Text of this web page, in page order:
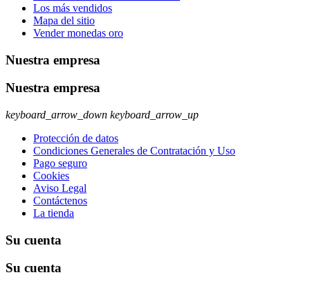
Los más vendidos
Mapa del sitio
Vender monedas oro
Nuestra empresa
Nuestra empresa
keyboard_arrow_down keyboard_arrow_up
Protección de datos
Condiciones Generales de Contratación y Uso
Pago seguro
Cookies
Aviso Legal
Contáctenos
La tienda
Su cuenta
Su cuenta